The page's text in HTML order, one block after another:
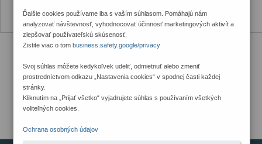
Ďalšie cookies používame iba s vaším súhlasom. Pomáhajú nám
analyzovať návštevnosť, vyhodnocovať účinnosť marketingových aktivít a
zlepšovať používateľskú skúsenosť.
Zistite viac o tombusiness.safety.google/privacy
Svoj súhlas môžete kedykoľvek udeliť, odmietnuť alebo zmeniť
prostredníctvom odkazu „Nastavenia cookies“ v spodnej časti každej
stránky.
Kliknutím na „Prijať všetko“ vyjadrujete súhlas s používaním všetkých
voliteľných cookies.
Ochrana osobných údajov